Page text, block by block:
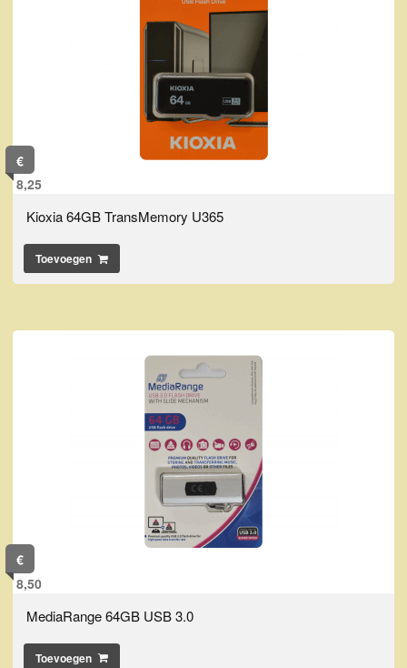
€
8,25
Kioxia 64GB TransMemory U365
Toevoegen
€
8,50
MediaRange 64GB USB 3.0
Toevoegen